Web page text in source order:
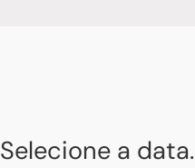
Selecione a data.